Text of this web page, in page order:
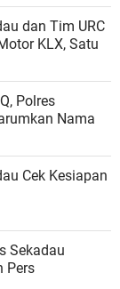
dan Tim URC
KLX, Satu
Polres
Nama
Cek Kesiapan
Sekadau
Pers